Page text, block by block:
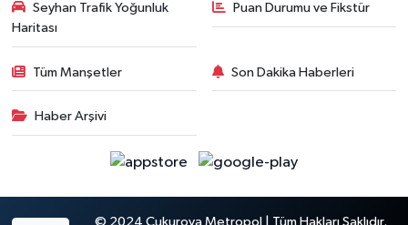
Seyhan Trafik Yoğunluk
Haritası
Puan Durumu ve Fikstür
Tüm Manşetler Son Dakika Haberleri
Haber Arşivi
© 2024 Çukurova Metropol | Tüm Hakları Saklıdır.